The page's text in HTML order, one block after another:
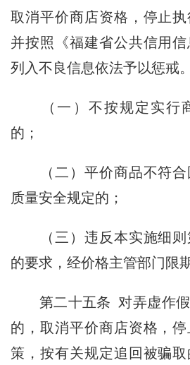
取消平价商店资格，停止执
并按照《福建省公共信用信
列入不良信息依法予以惩戒。
（一）不按规定实行
的；
（二）平价商品不符合
质量安全规定的；
（三）违反本实施细则
的要求，经价格主管部门限
第二十五条 对弄虚作
的，取消平价商店资格，
策，按有关规定追回被骗